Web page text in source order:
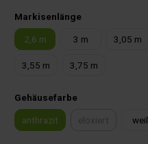
Markisenlängeauswählen
2,6 m 3 m 3,05 m
3,55 m 3,75 m
Gehäusefarbeauswählen
anthrazit (Diese